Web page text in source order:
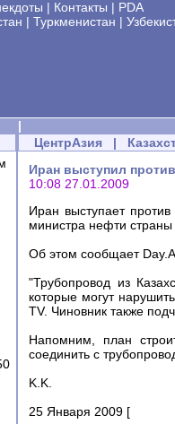
| Контакты | PDA
| Туркменистан |
|
ЦентрАзия |
Иран выступил
10:08 27.01.2009
Иран выступает
министра нефти
Об этом сообщает
"Трубопровод из
которые могут
TV. Чиновник также
Напомним, план
соединить с
K.K.
25 Января 2009 [